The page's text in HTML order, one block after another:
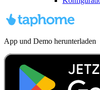
App und Demo herunterladen